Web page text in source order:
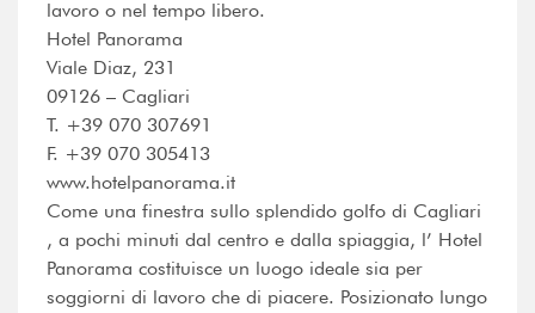
lavoro o nel tempo libero.
Hotel Panorama
Viale Diaz, 231
09126 – Cagliari
T. +39 070 307691
F. +39 070 305413
www.hotelpanorama.it
Come una finestra sullo splendido golfo di Cagliari
, a pochi minuti dal centro e dalla spiaggia, l’ Hotel
Panorama costituisce un luogo ideale sia per
soggiorni di lavoro che di piacere. Posizionato lungo